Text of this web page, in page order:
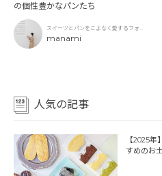
の個性豊かなパンたち
スイーツとパンをこよなく愛するフォト
グラファー
manami
人気の記事
【2025
すめのお